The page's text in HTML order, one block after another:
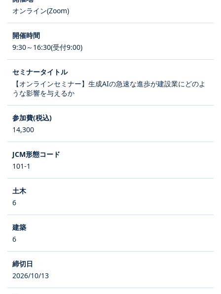
オンライン(Zoom)
9:30～16:30(受付9:00)
【オンラインセミナー】生成AIの急速な進歩が建設業にどのよ
うな影響を与えるか
14,300
101-1
6
6
2026/10/13